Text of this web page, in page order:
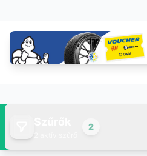
2